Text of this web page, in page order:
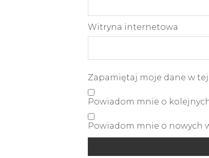
Witryna internetowa
Zapamiętaj moje dane w
Powiadom mnie o
Powiadom mnie o nowych